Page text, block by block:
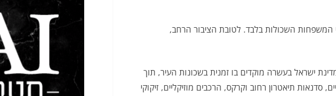
השכולות בלבד. לטובת הציבור הרחב,
מוזמנים תושבי חולון לחגוג בערב יום העצמאות ה-73 של מדינת ישראל בעשרה מוקדים בו זמנית בשכונות העיר, תוך
תיאטרון רחוב וקרקס, הרכבים מוזיקליים, זיקוקי